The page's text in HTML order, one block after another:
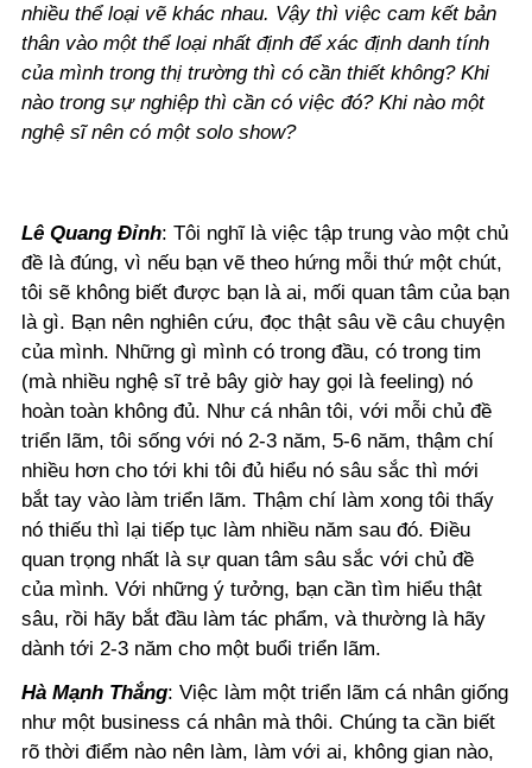
nhiều thể loại vẽ khác nhau. Vậy thì việc cam kết bản
thân vào một thể loại nhất định để xác định danh tính
của mình trong thị trường thì có cần thiết không? Khi
nào trong sự nghiệp thì cần có việc đó? Khi nào một
nghệ sĩ nên có một solo show?
Lê Quang Đỉnh: Tôi nghĩ là việc tập trung vào một chủ
đề là đúng, vì nếu bạn vẽ theo hứng mỗi thứ một chút,
tôi sẽ không biết được bạn là ai, mối quan tâm của bạn
là gì. Bạn nên nghiên cứu, đọc thật sâu về câu chuyện
của mình. Những gì mình có trong đầu, có trong tim
(mà nhiều nghệ sĩ trẻ bây giờ hay gọi là feeling) nó
hoàn toàn không đủ. Như cá nhân tôi, với mỗi chủ đề
triển lãm, tôi sống với nó 2-3 năm, 5-6 năm, thậm chí
nhiều hơn cho tới khi tôi đủ hiểu nó sâu sắc thì mới
bắt tay vào làm triển lãm. Thậm chí làm xong tôi thấy
nó thiếu thì lại tiếp tục làm nhiều năm sau đó. Điều
quan trọng nhất là sự quan tâm sâu sắc với chủ đề
của mình. Với những ý tưởng, bạn cần tìm hiểu thật
sâu, rồi hãy bắt đầu làm tác phẩm, và thường là hãy
dành tới 2-3 năm cho một buổi triển lãm.
Hà Mạnh Thắng: Việc làm một triển lãm cá nhân giống
như một business cá nhân mà thôi. Chúng ta cần biết
rõ thời điểm nào nên làm, làm với ai, không gian nào,